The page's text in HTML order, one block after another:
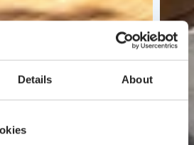
Details About